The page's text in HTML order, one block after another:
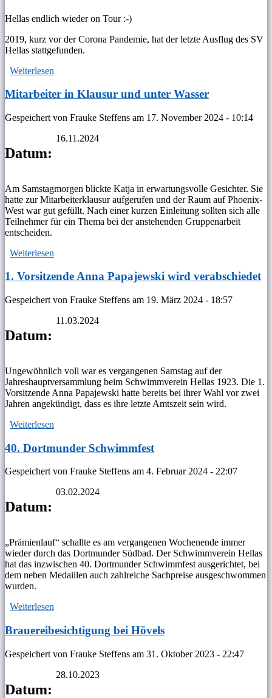
Hellas endlich wieder on Tour :-)
2019, kurz vor der Corona Pandemie, hat der letzte Ausflug des SV
Hellas stattgefunden.
Weiterlesen
Mitarbeiter in Klausur und unter Wasser
Gespeichert von Frauke Steffens am 17. November 2024 - 10:14
Datum:
16.11.2024
Am Samstagmorgen blickte Katja in erwartungsvolle Gesichter. Sie
hatte zur Mitarbeiterklausur aufgerufen und der Raum auf Phoenix-
West war gut gefüllt. Nach einer kurzen Einleitung sollten sich alle
Teilnehmer für ein Thema bei der anstehenden Gruppenarbeit
entscheiden.
Weiterlesen
1. Vorsitzende Anna Papajewski wird verabschiedet
Gespeichert von Frauke Steffens am 19. März 2024 - 18:57
Datum:
11.03.2024
Ungewöhnlich voll war es vergangenen Samstag auf der
Jahreshauptversammlung beim Schwimmverein Hellas 1923. Die 1.
Vorsitzende Anna Papajewski hatte bereits bei ihrer Wahl vor zwei
Jahren angekündigt, dass es ihre letzte Amtszeit sein wird.
Weiterlesen
40. Dortmunder Schwimmfest
Gespeichert von Frauke Steffens am 4. Februar 2024 - 22:07
Datum:
03.02.2024
„Prämienlauf“ schallte es am vergangenen Wochenende immer
wieder durch das Dortmunder Südbad. Der Schwimmverein Hellas
hat das inzwischen 40. Dortmunder Schwimmfest ausgerichtet, bei
dem neben Medaillen auch zahlreiche Sachpreise ausgeschwommen
wurden.
Weiterlesen
Brauereibesichtigung bei Hövels
Gespeichert von Frauke Steffens am 31. Oktober 2023 - 22:47
Datum:
28.10.2023